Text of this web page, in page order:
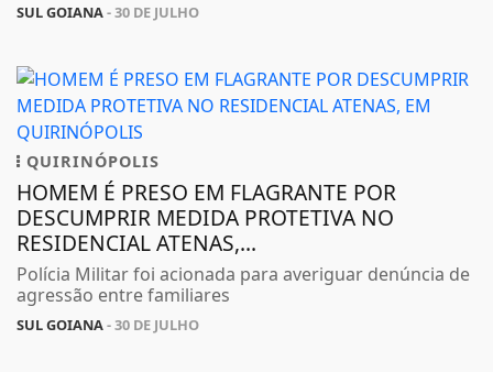
SUL GOIANA- 30 DE JULHO
QUIRINÓPOLIS
HOMEM É PRESO EM FLAGRANTE POR
DESCUMPRIR MEDIDA PROTETIVA NO
RESIDENCIAL ATENAS,...
Polícia Militar foi acionada para averiguar denúncia de
agressão entre familiares
SUL GOIANA- 30 DE JULHO